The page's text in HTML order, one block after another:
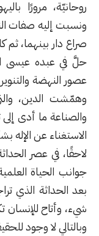
روحانيّة، مرورًا ب
ونسبت إليه صفات
صراع دار بينهما، ثم
حلَّ في عبده عيسى
عصور النهضة
وهمّشت الدين،
والصناعة ما أدى
الاستغناء عن الإله
لاحقًا، في عصر
جوانب الحياة
بعد الحداثة الذي
شيء، وأتاح
وبالتالي لا وجود